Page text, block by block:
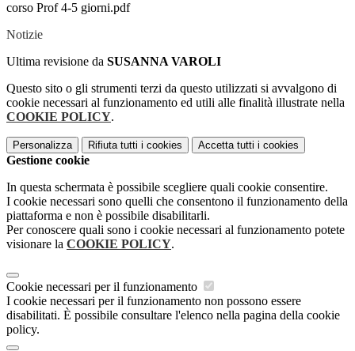
corso Prof 4-5 giorni.pdf
Notizie
Ultima revisione da SUSANNA VAROLI
Questo sito o gli strumenti terzi da questo utilizzati si avvalgono di
cookie necessari al funzionamento ed utili alle finalità illustrate nella
COOKIE POLICY.
Personalizza Rifiuta tutti i cookies Accetta tutti i cookies
Gestione cookie
In questa schermata è possibile scegliere quali cookie consentire.
I cookie necessari sono quelli che consentono il funzionamento della
piattaforma e non è possibile disabilitarli.
Per conoscere quali sono i cookie necessari al funzionamento potete
visionare la COOKIE POLICY.
Cookie necessari per il funzionamento
I cookie necessari per il funzionamento non possono essere
disabilitati. È possibile consultare l'elenco nella pagina della cookie
policy.